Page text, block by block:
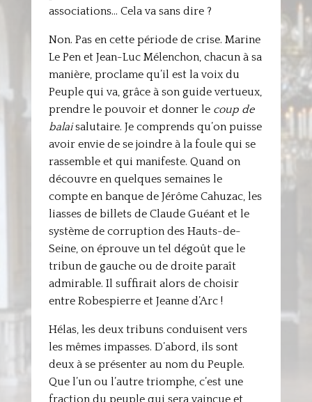
associations… Cela va sans dire ?
Non. Pas en cette période de crise. Marine
Le Pen et Jean-Luc Mélenchon, chacun à sa
manière, proclame qu’il est la voix du
Peuple qui va, grâce à son guide vertueux,
prendre le pouvoir et donner le coup de
balaisalutaire. Je comprends qu’on puisse
avoir envie de se joindre à la foule qui se
rassemble et qui manifeste. Quand on
découvre en quelques semaines le
compte en banque de Jérôme Cahuzac, les
liasses de billets de Claude Guéant et le
système de corruption des Hauts-de-
Seine, on éprouve un tel dégoût que le
tribun de gauche ou de droite paraît
admirable. Il suffirait alors de choisir
entre Robespierre et Jeanne d’Arc !
Hélas, les deux tribuns conduisent vers
les mêmes impasses. D’abord, ils sont
deux à se présenter au nom du Peuple.
Que l’un ou l’autre triomphe, c’est une
fraction du peuple qui sera vaincue et